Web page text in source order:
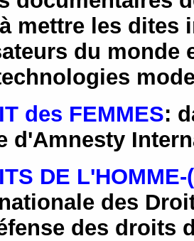
mettre les dites
du monde
des FEMMES:
d'Amnesty
DE L'HOMME-
des
des droits